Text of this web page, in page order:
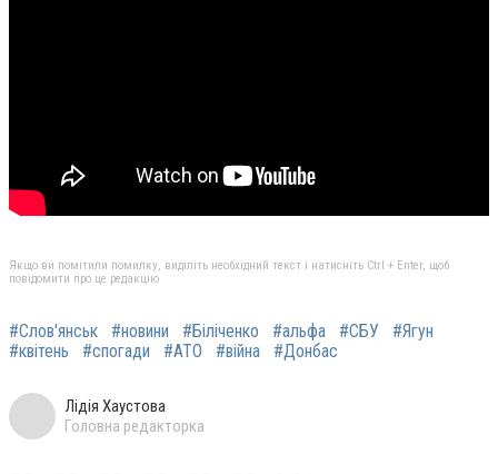
Якщо ви помітили помилку, виділіть необхідний текст і натисніть Ctrl + Enter, щоб
повідомити про це редакцію
#Слов'янськ #новини #Біліченко #альфа #СБУ
#Ягун
#квітень
#спогади #АТО #війна #Донбас
Лідія Хаустова
Головна редакторка